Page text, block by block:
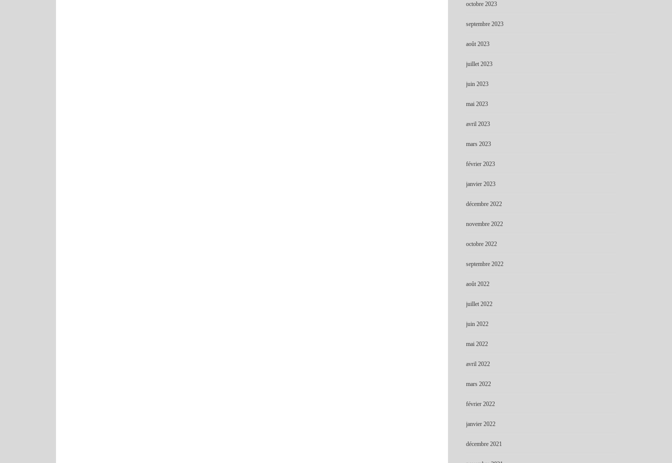
octobre 2023
septembre 2023
août 2023
juillet 2023
juin 2023
mai 2023
avril 2023
mars 2023
février 2023
janvier 2023
décembre 2022
novembre 2022
octobre 2022
septembre 2022
août 2022
juillet 2022
juin 2022
mai 2022
avril 2022
mars 2022
février 2022
janvier 2022
décembre 2021